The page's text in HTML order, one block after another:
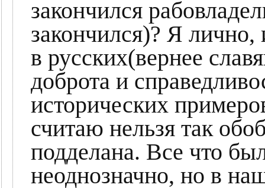
закончился
закончился)? Я
в русских(вернее
доброта и
исторических
считаю нельзя так
подделана. Все что
неоднозначно, но в